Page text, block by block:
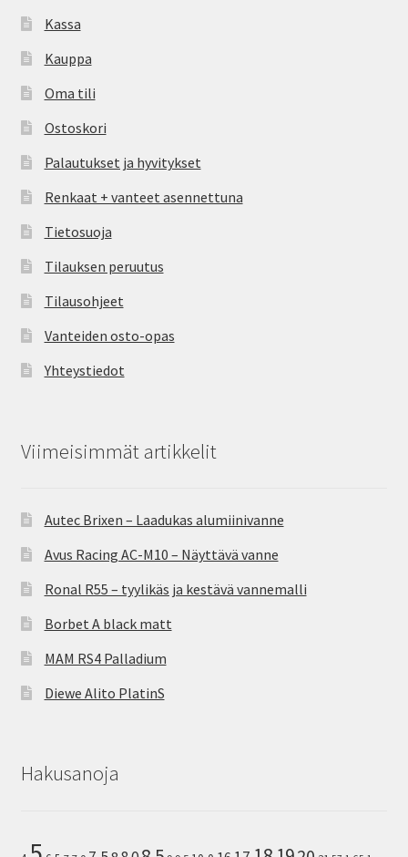
Kassa
Kauppa
Oma tili
Ostoskori
Palautukset ja hyvitykset
Renkaat + vanteet asennettuna
Tietosuoja
Tilauksen peruutus
Tilausohjeet
Vanteiden osto-opas
Yhteystiedot
Viimeisimmät artikkelit
Autec Brixen – Laadukas alumiinivanne
Avus Racing AC-M10 – Näyttävä vanne
Ronal R55 – tyylikäs ja kestävä vannemalli
Borbet A black matt
MAM RS4 Palladium
Diewe Alito PlatinS
Hakusanoja